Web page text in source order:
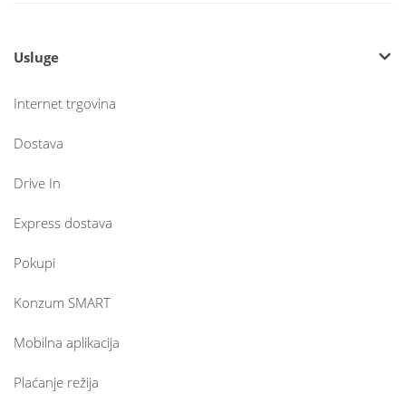
Usluge
Internet trgovina
Dostava
Drive In
Express dostava
Pokupi
Konzum SMART
Mobilna aplikacija
Plaćanje režija